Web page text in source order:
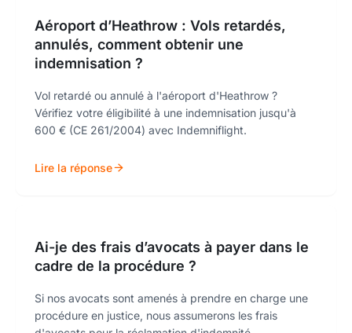
Aéroport d’Heathrow : Vols retardés,
annulés, comment obtenir une
indemnisation ?
Vol retardé ou annulé à l'aéroport d'Heathrow ?
Vérifiez votre éligibilité à une indemnisation jusqu'à
600 € (CE 261/2004) avec Indemniflight.
Lire la réponse
Ai-je des frais d’avocats à payer dans le
cadre de la procédure ?
Si nos avocats sont amenés à prendre en charge une
procédure en justice, nous assumerons les frais